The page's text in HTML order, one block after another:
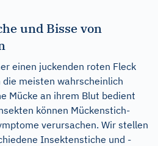
und Bisse von
einen juckenden roten Fleck
meisten wahrscheinlich
Mücke an ihrem Blut bedient
können Mückenstich-
verursachen. Wir stellen
Insektenstiche und -